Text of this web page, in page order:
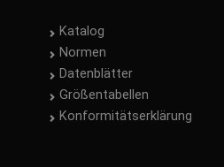
Katalog
Normen
Datenblätter
Größentabellen
Konformitätserklärung